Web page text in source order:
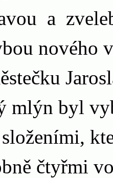
a
nového
mlýn byl
čtyřmi